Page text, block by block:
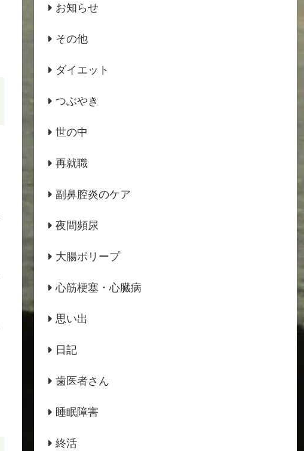
お知らせ
その他
ダイエット
つぶやき
世の中
再就職
副鼻腔炎のケア
夜間頻尿
大腸ポリープ
心筋梗塞・心臓病
思い出
日記
歯医者さん
睡眠障害
終活